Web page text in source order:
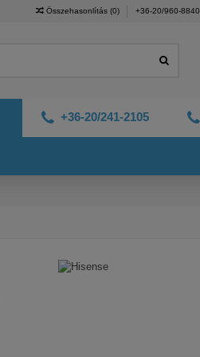
Összehasonlítás (0) +36-20/960-8840
+36-20/241-2105